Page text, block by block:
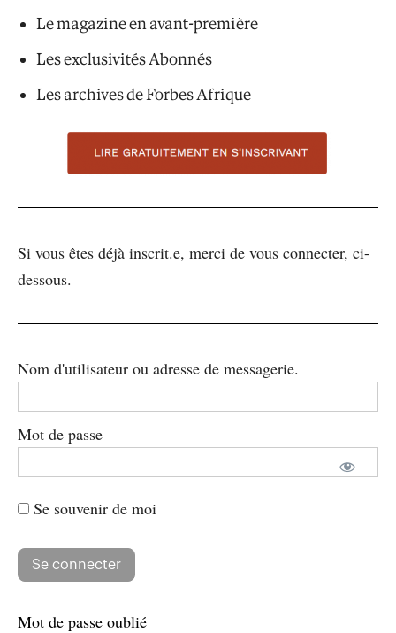
Le magazine en avant-première
Les exclusivités Abonnés
Les archives de Forbes Afrique
Si vous êtes déjà inscrit.e, merci de vous connecter, ci-
dessous.
Nom d'utilisateur ou adresse de messagerie.
Mot de passe
Se souvenir de moi
Mot de passe oublié